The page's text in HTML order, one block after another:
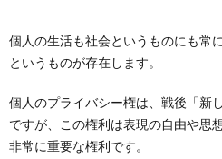
個人の生活も社会というものにも常
というものが存在します。
個人のプライバシー権は、戦後「新
ですが、この権利は表現の自由や思
非常に重要な権利です。